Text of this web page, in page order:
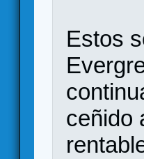
Estos
ceñido